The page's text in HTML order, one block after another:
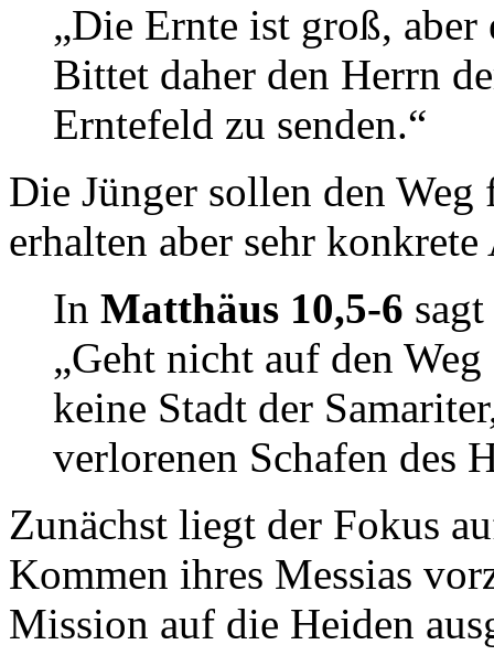
„Die Ernte ist groß,
Bittet daher den Herrn
Erntefeld zu senden.“
Die Jünger sollen den
erhalten aber sehr
In Matthäus 10,5-6 sagt
„Geht nicht auf den
keine Stadt der
verlorenen Schafen des
Zunächst liegt der Fokus
Kommen ihres Messias
Mission auf die Heiden